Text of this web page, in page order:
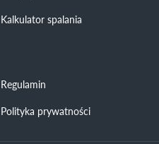
Kalkulator spalania
Regulamin
Polityka prywatności